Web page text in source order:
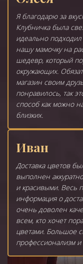
Я благодарю за
Клубничка была
идеально
нашу мамочку на
шедевр, который
окружающих.
магазин своим
понравилось, так
способ как можно
близких.
Иван
Доставка цветов
выполнен
и красивыми. Весь
информация о
очень доволен
всем, кто хочет
цветами. Большое
профессионализм и